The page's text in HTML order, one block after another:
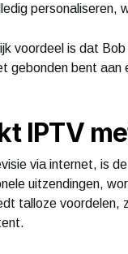
voordeel is dat
gebonden bent aan
IPTV
via internet, is
uitzendingen,
talloze voordelen,